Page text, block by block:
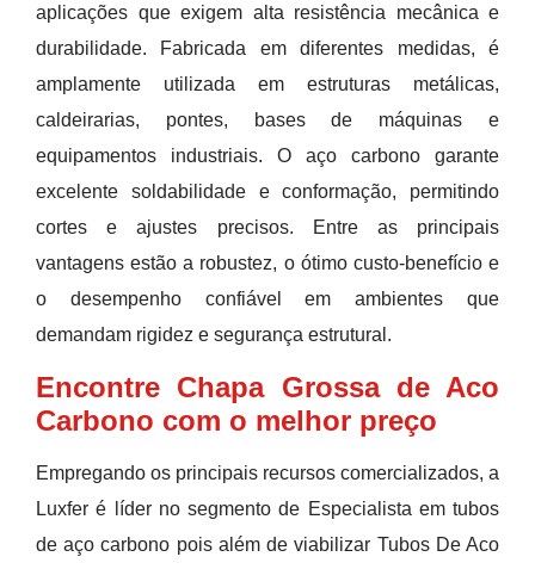
aplicações que exigem alta resistência mecânica e
durabilidade. Fabricada em diferentes medidas, é
amplamente utilizada em estruturas metálicas,
caldeirarias, pontes, bases de máquinas e
equipamentos industriais. O aço carbono garante
excelente soldabilidade e conformação, permitindo
cortes e ajustes precisos. Entre as principais
vantagens estão a robustez, o ótimo custo-benefício e
o desempenho confiável em ambientes que
demandam rigidez e segurança estrutural.
Encontre Chapa Grossa de Aco
Carbono com o melhor preço
Empregando os principais recursos comercializados, a
Luxfer é líder no segmento de Especialista em tubos
de aço carbono pois além de viabilizar Tubos De Aco